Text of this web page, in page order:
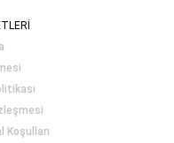
Koşulları